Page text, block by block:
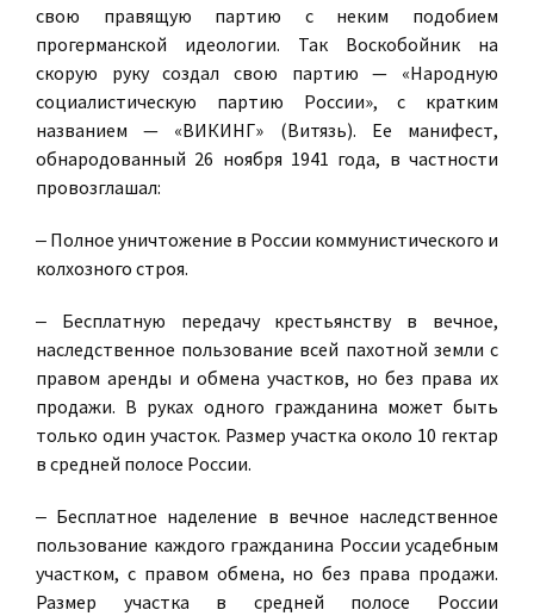
свою правящую партию с неким подобием
прогерманской идеологии. Так Воскобойник на
скорую руку создал свою партию — «Народную
социалистическую партию России», с кратким
названием — «ВИКИНГ» (Витязь). Ее манифест,
обнародованный 26 ноября 1941 года, в частности
провозглашал:
­‒ Полное уничтожение в России коммунистического и
колхозного строя.
‒ Бесплатную передачу крестьянству в вечное,
наследственное пользование всей пахотной земли с
правом аренды и обмена участков, но без права их
продажи. В руках одного гражданина может быть
только один участок. Размер участка около 10 гектар
в средней полосе России.
‒ Бесплатное наделение в вечное наследственное
пользование каждого гражданина России усадебным
участком, с правом обмена, но без права продажи.
Размер участка в средней полосе России